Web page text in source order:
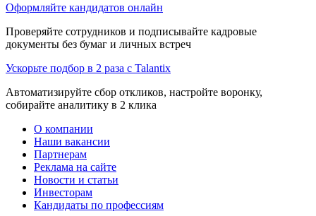
Оформляйте кандидатов онлайн
Проверяйте сотрудников и подписывайте кадровые
документы без бумаг и личных встреч
Ускорьте подбор в 2 раза с Talantix
Автоматизируйте сбор откликов, настройте воронку,
собирайте аналитику в 2 клика
О компании
Наши вакансии
Партнерам
Реклама на сайте
Новости и статьи
Инвесторам
Кандидаты по профессиям